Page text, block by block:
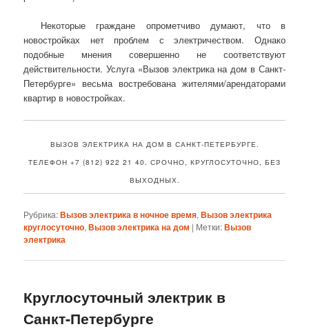
Некоторые граждане опрометчиво думают, что в
новостройках нет проблем с электричеством. Однако
подобные мнения совершенно не соответствуют
действительности. Услуга «Вызов электрика на дом в Санкт-
Петербурге» весьма востребована жителями/арендаторами
квартир в новостройках.
ВЫЗОВ ЭЛЕКТРИКА НА ДОМ В САНКТ-ПЕТЕРБУРГЕ.
ТЕЛЕФОН +7 (812) 922 21 40. СРОЧНО, КРУГЛОСУТОЧНО, БЕЗ
ВЫХОДНЫХ.
Рубрика:Вызов электрика в ночное время,Вызов электрика
круглосуточно,Вызов электрика на дом | Метки:Вызов
электрика
Круглосуточный электрик в
Санкт-Петербурге